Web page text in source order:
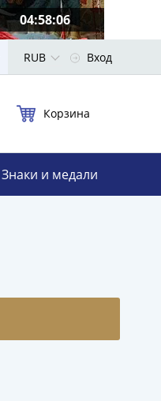
04:58:05
RUB Вход
Корзина
Знаки и медали